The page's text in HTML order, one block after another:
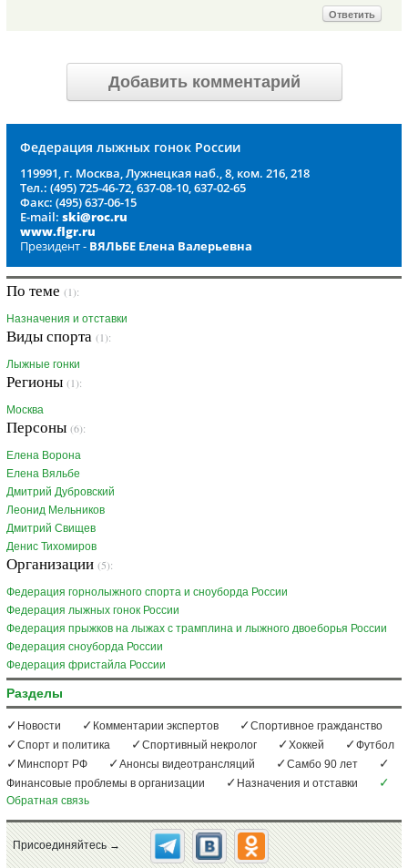
Ответить
Добавить комментарий
Федерация лыжных гонок России
119991, г. Москва, Лужнецкая наб., 8, ком. 216, 218
Тел.: (495) 725-46-72, 637-08-10, 637-02-65
Факс: (495) 637-06-15
E-mail: ski@roc.ru
www.flgr.ru
Президент - ВЯЛЬБЕ Елена Валерьевна
По теме (1):
Назначения и отставки
Виды спорта (1):
Лыжные гонки
Регионы (1):
Москва
Персоны (6):
Елена Ворона
Елена Вяльбе
Дмитрий Дубровский
Леонид Мельников
Дмитрий Свищев
Денис Тихомиров
Организации (5):
Федерация горнолыжного спорта и сноуборда России
Федерация лыжных гонок России
Федерация прыжков на лыжах с трамплина и лыжного двоеборья России
Федерация сноуборда России
Федерация фристайла России
Разделы
Новости Комментарии экспертов
Спортивное гражданство
Спорт и политика
Спортивный некролог Хоккей
Футбол
Минспорт РФ
Анонсы видеотрансляций
Самбо 90 лет
Финансовые проблемы в организации
Назначения и отставки
Обратная связь
Присоединяйтесь →